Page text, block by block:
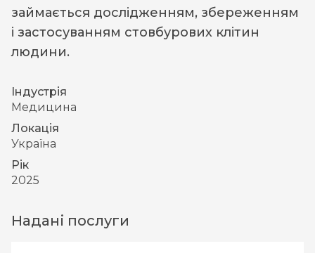
займається дослідженням, збереженням
і застосуванням стовбурових клітин
людини.
Індустрія
Медицина
Локація
Україна
Рік
2025
Надані послуги